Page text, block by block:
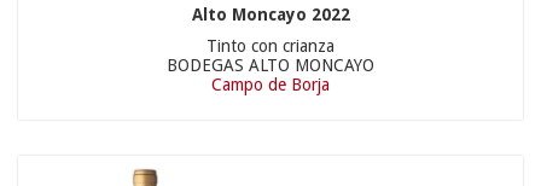
Alto Moncayo 2022
Tinto con crianza
BODEGAS ALTO MONCAYO
Campo de Borja